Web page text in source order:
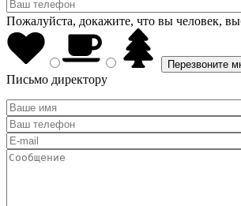
Пожалуйста, докажите, что вы человек,
Письмо директору